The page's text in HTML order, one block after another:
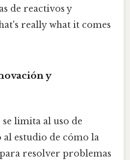
de reactivos y
really what it comes
y
limita al uso de
al estudio de cómo la
resolver problemas